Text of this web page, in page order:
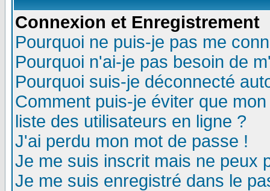
Connexion et Enregistrement
Pourquoi ne puis-je pas me
Pourquoi n'ai-je pas besoin de
Pourquoi suis-je déconnecté
Comment puis-je éviter que
liste des utilisateurs en ligne ?
J'ai perdu mon mot de passe !
Je me suis inscrit mais ne peux
Je me suis enregistré dans le